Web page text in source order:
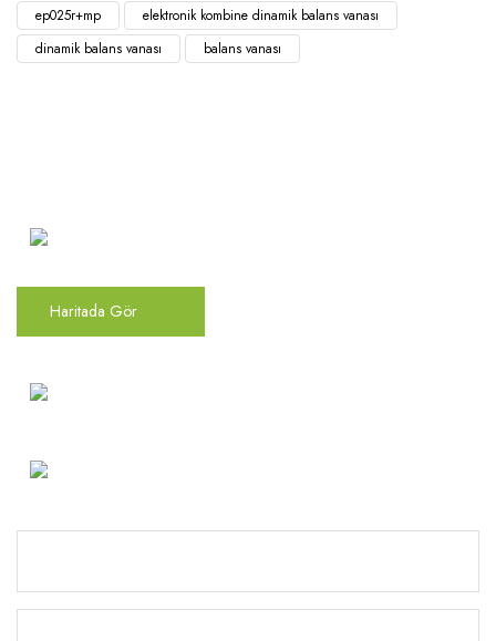
ep025r+mp
elektronik kombine dinamik balans vanası
dinamik balans vanası
balans vanası
Haritada Gör